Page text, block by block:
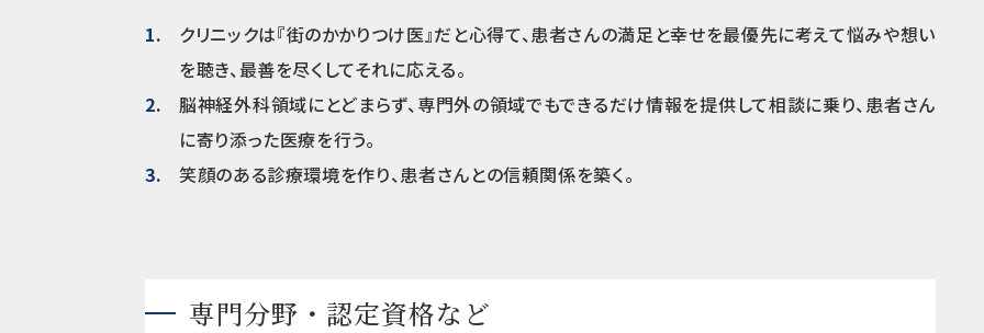
クリニックは『街のかかりつけ医』だと心得て、患者さんの満足と幸せを最優先に考えて悩みや想い
を聴き、最善を尽くしてそれに応える。
脳神経外科領域にとどまらず、専門外の領域でもできるだけ情報を提供して相談に乗り、患者さん
に寄り添った医療を行う。
笑顔のある診療環境を作り、患者さんとの信頼関係を築く。
専門分野・認定資格など